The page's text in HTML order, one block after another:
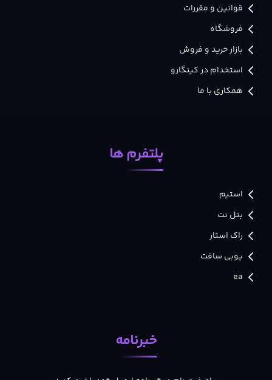
قوانین و مقررات
فروشگاه
بازار خرید و فروش
استخدام در کینگارو
همکاری با ما
پلتفرم ها
استیم
بتل نت
راک استار
یوبی سافت
ea
خبرنامه